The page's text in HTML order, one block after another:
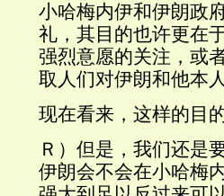
小哈梅内伊和伊朗政
礼，其目的也许更在
强烈意愿的关注，或
取人们对伊朗和他本
现在看来，这样的目
Ｒ）但是，我们还是
伊朗会不会在小哈梅